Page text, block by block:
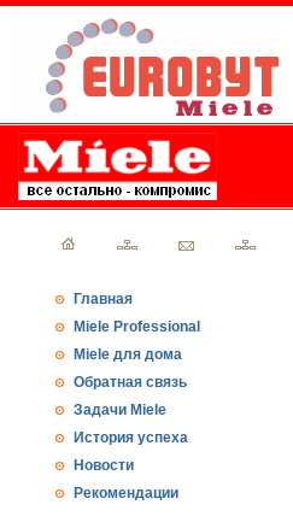
Главная
Miele Professional
Miele для дома
Обратная связь
Задачи Miele
История успеха
Новости
Рекомендации